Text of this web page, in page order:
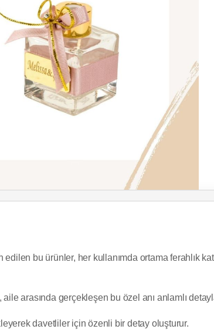
bu ürünler, her kullanımda ortama ferahlık
arasında gerçekleşen bu özel anı anlamlı
davetliler için özenli bir detay oluşturur.